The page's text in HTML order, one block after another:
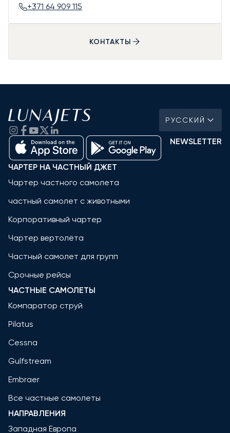
+371 64 909 115
КОНТАКТЫ
РУССКИЙ
NEWSLETTER
ЧАРТЕР НА ЧАСТНЫЙ ДЖЕТ
Чартер частного самолета
частный самолет с животными
Корпоративный чартер
Чартер вертолёта
Частный самолет для групп
Срочные рейсы
ЧАСТНЫЕ САМОЛЕТЫ
Компаратор струй
Pilatus
Cessna
Gulfstream
Embraer
Все частные самолеты
НАПРАВЛЕНИЯ
Западная Европа